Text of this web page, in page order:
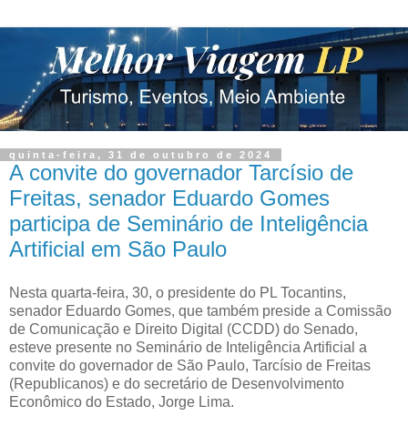
quinta-feira, 31 de outubro de 2024
A convite do governador Tarcísio de
Freitas, senador Eduardo Gomes
participa de Seminário de Inteligência
Artificial em São Paulo
Nesta quarta-feira, 30, o presidente do PL Tocantins,
senador Eduardo Gomes, que também preside a Comissão
de Comunicação e Direito Digital (CCDD) do Senado,
esteve presente no Seminário de Inteligência Artificial a
convite do governador de São Paulo, Tarcísio de Freitas
(Republicanos) e do secretário de Desenvolvimento
Econômico do Estado, Jorge Lima.